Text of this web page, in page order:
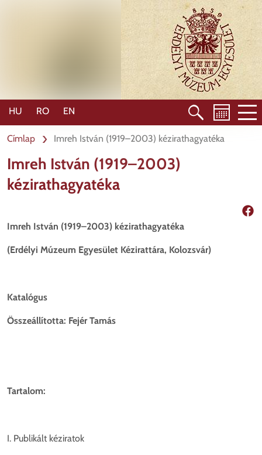
HU RO EN
Címlap Imreh István (1919–2003) kézirathagyatéka
Imreh István (1919–2003)
kézirathagyatéka
Imreh István (1919–2003) kézirathagyatéka
(Erdélyi Múzeum Egyesület Kézirattára, Kolozsvár)
Katalógus
Összeállította: Fejér Tamás
Tartalom:
I. Publikált kéziratok